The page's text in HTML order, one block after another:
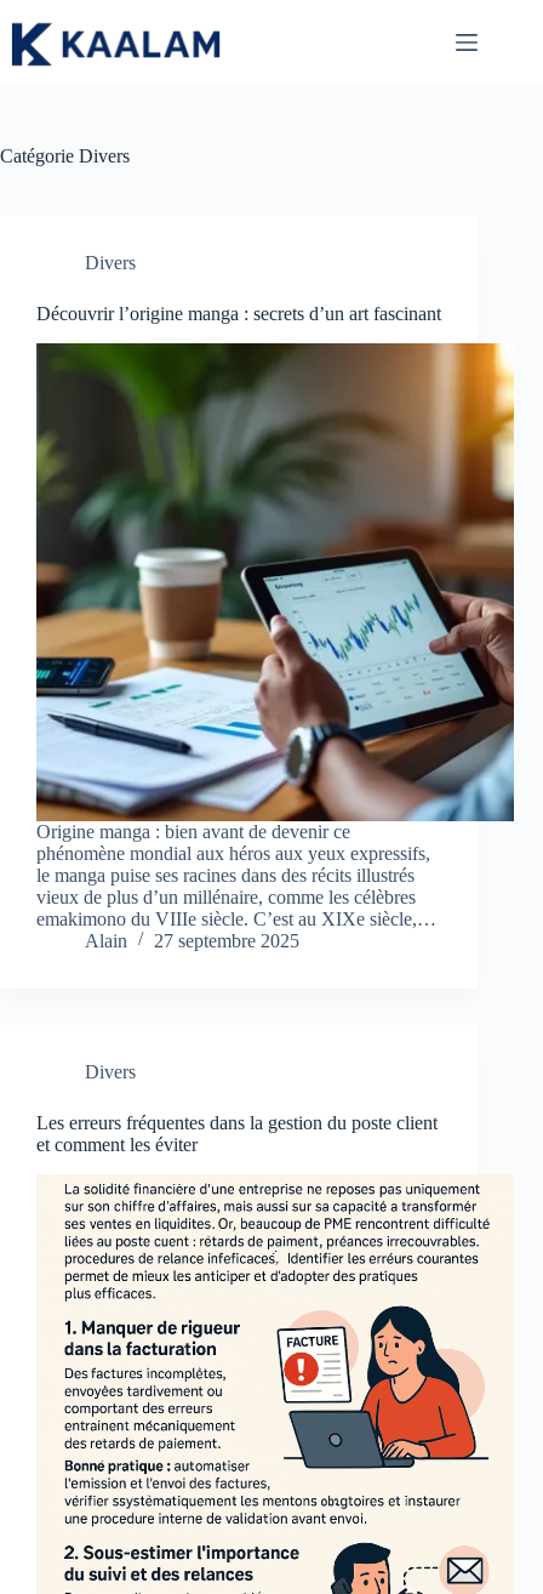
au
contenu
Catégorie Divers
Divers
Découvrir l’origine manga : secrets d’un art fascinant
Origine manga : bien avant de devenir ce
phénomène mondial aux héros aux yeux expressifs,
le manga puise ses racines dans des récits illustrés
vieux de plus d’un millénaire, comme les célèbres
emakimono du VIIIe siècle. C’est au XIXe siècle,…
Alain
27 septembre 2025
Divers
Les erreurs fréquentes dans la gestion du poste client
et comment les éviter